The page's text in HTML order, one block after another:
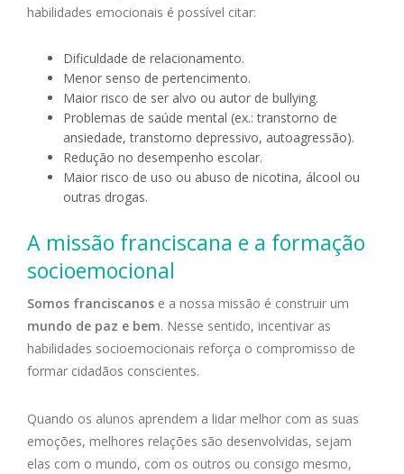
habilidades emocionais é possível citar:
Dificuldade de relacionamento.
Menor senso de pertencimento.
Maior risco de ser alvo ou autor de bullying.
Problemas de saúde mental (ex.: transtorno de
ansiedade, transtorno depressivo, autoagressão).
Redução no desempenho escolar.
Maior risco de uso ou abuso de nicotina, álcool ou
outras drogas.
A missão franciscana e a formação
socioemocional
Somos franciscanos e a nossa missão é construir um
mundo de paz e bem. Nesse sentido, incentivar as
habilidades socioemocionais reforça o compromisso de
formar cidadãos conscientes.
Quando os alunos aprendem a lidar melhor com as suas
emoções, melhores relações são desenvolvidas, sejam
elas com o mundo, com os outros ou consigo mesmo,